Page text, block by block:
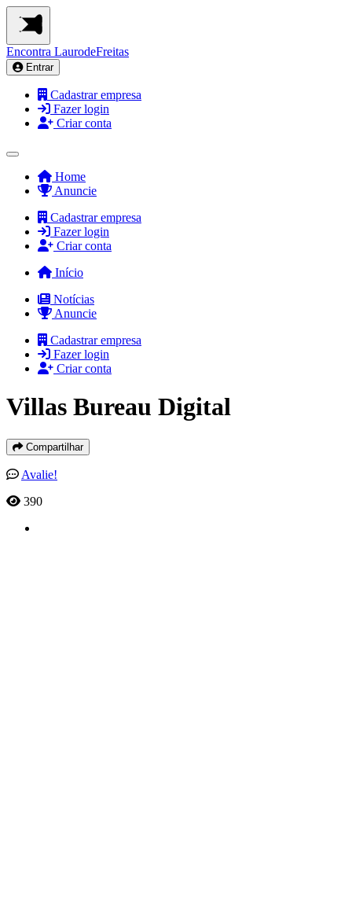
Encontra LaurodeFreitas
Entrar
Cadastrar empresa
Fazer login
Criar conta
Home
Anuncie
Cadastrar empresa
Fazer login
Criar conta
Início
Notícias
Anuncie
Cadastrar empresa
Fazer login
Criar conta
Villas Bureau Digital
Compartilhar
Avalie!
390